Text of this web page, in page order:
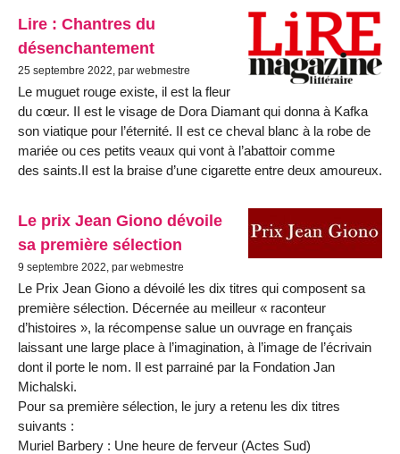
Lire : Chantres du
désenchantement
25 septembre 2022, par webmestre
Le muguet rouge existe, il est la fleur
du cœur. II est le visage de Dora Diamant qui donna à Kafka
son viatique pour l’éternité. II est ce cheval blanc à la robe de
mariée ou ces petits veaux qui vont à l’abattoir comme
des saints.II est la braise d’une cigarette entre deux amoureux.
Le prix Jean Giono dévoile
sa première sélection
9 septembre 2022, par webmestre
Le Prix Jean Giono a dévoilé les dix titres qui composent sa
première sélection. Décernée au meilleur « raconteur
d’histoires », la récompense salue un ouvrage en français
laissant une large place à l’imagination, à l’image de l’écrivain
dont il porte le nom. Il est parrainé par la Fondation Jan
Michalski.
Pour sa première sélection, le jury a retenu les dix titres
suivants :
Muriel Barbery : Une heure de ferveur (Actes Sud)